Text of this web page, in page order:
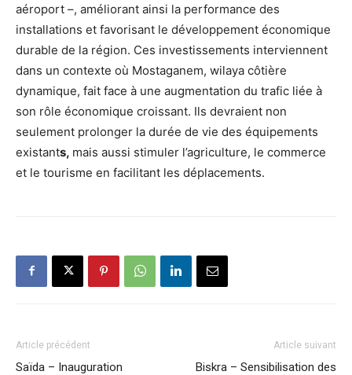
aéroport –, améliorant ainsi la performance des
installations et favorisant le développement économique
durable de la région. Ces investissements interviennent
dans un contexte où Mostaganem, wilaya côtière
dynamique, fait face à une augmentation du trafic liée à
son rôle économique croissant. Ils devraient non
seulement prolonger la durée de vie des équipements
existants, mais aussi stimuler l’agriculture, le commerce
et le tourisme en facilitant les déplacements.
Article précédent
Saïda – Inauguration
Article suivant
Biskra – Sensibilisation des